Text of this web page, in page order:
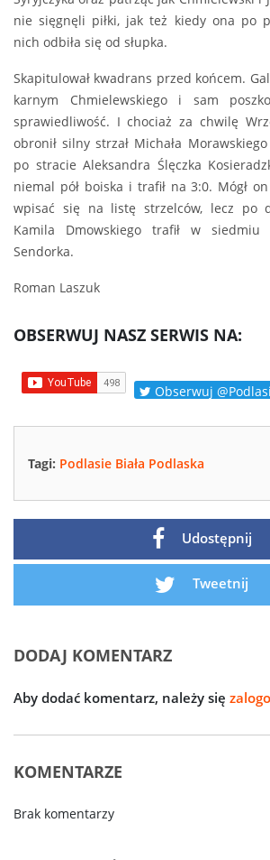
nie sięgnęli piłki, jak też kiedy ona po
nich odbiła się od słupka.
Skapitulował kwadrans przed końcem.
karnym Chmielewskiego i sam
sprawiedliwość. I chociaż za chwilę
obronił silny strzał Michała
po stracie Aleksandra Ślęczka
niemal pół boiska i trafił na 3:0. Mógł
wpisać się na listę strzelców, lecz po
Kamila Dmowskiego trafił w
Sendorka.
Roman Laszuk
OBSERWUJ NASZ SERWIS NA:
Obserwuj
Tagi: Podlasie Biała Podlaska
Udostępnij
Tweetnij
DODAJ KOMENTARZ
Aby dodać komentarz, należy się
KOMENTARZE
Brak komentarzy